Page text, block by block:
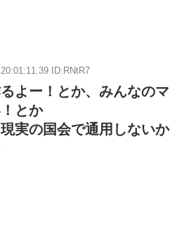
ID:RNtR7
よー！とか、みんなのマ
とか
実の国会で通用しないか